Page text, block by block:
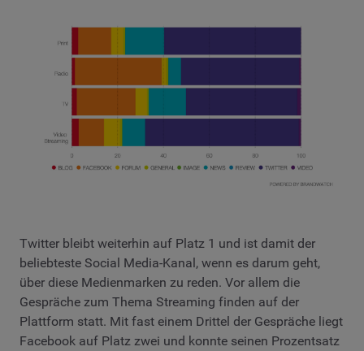
Twitter bleibt weiterhin auf Platz 1 und ist damit der
beliebteste Social Media-Kanal, wenn es darum geht,
über diese Medienmarken zu reden. Vor allem die
Gespräche zum Thema Streaming finden auf der
Plattform statt. Mit fast einem Drittel der Gespräche liegt
Facebook auf Platz zwei und konnte seinen Prozentsatz